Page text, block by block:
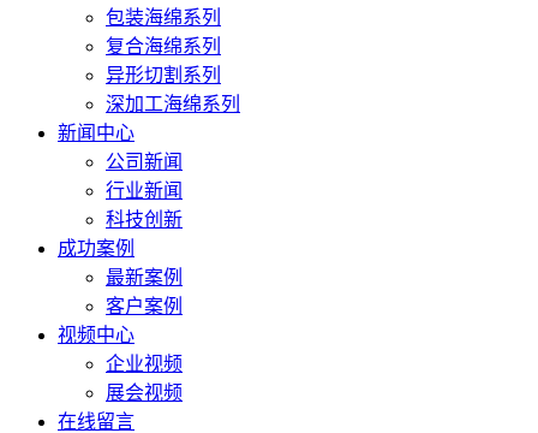
包装海绵系列
复合海绵系列
异形切割系列
深加工海绵系列
新闻中心
公司新闻
行业新闻
科技创新
成功案例
最新案例
客户案例
视频中心
企业视频
展会视频
在线留言